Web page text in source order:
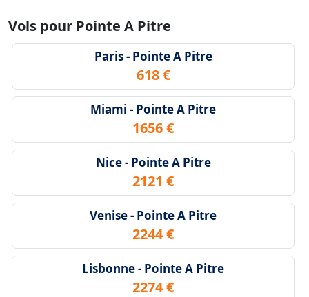
Vols pour Pointe A Pitre
Paris - Pointe A Pitre
618 €
Miami - Pointe A Pitre
1656 €
Nice - Pointe A Pitre
2121 €
Venise - Pointe A Pitre
2244 €
Lisbonne - Pointe A Pitre
2274 €